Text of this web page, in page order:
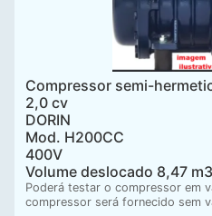
Compressor semi-
2,0 cv
DORIN
Mod. H200CC
400V
Volume deslocado 8,47
Poderá testar o compressor em
compressor será fornecido sem